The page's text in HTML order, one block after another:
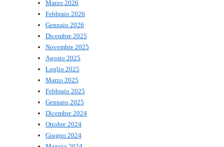
Marzo 2026
Febbraio 2026
Gennaio 2026
Dicembre 2025
Novembre 2025
Agosto 2025
Luglio 2025
Marzo 2025
Febbraio 2025
Gennaio 2025
Dicembre 2024
Ottobre 2024
Giugno 2024